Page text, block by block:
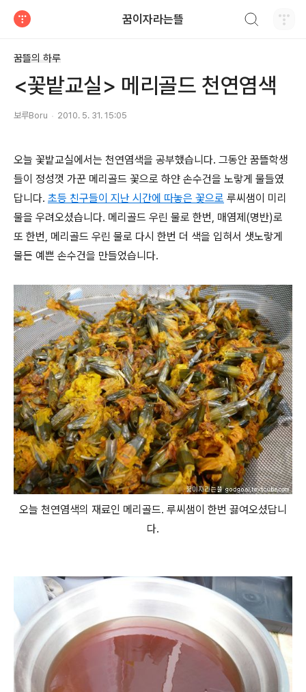
꿈이자라는뜰
꿈뜰의 하루
<꽃밭교실> 메리골드 천연염색
보루Boru 2010. 5. 31. 15:05
오늘 꽃밭교실에서는 천연염색을 공부했습니다. 그동안 꿈뜰학생
들이 정성껏 가꾼 메리골드 꽃으로 하얀 손수건을 노랗게 물들였
답니다. 초등 친구들이 지난 시간에 따놓은 꽃으로 루씨샘이 미리
물을 우려오셨습니다. 메리골드 우린 물로 한번, 매염제(명반)로
또 한번, 메리골드 우린 물로 다시 한번 더 색을 입혀서 샛노랗게
물든 예쁜 손수건을 만들었습니다.
오늘 천연염색의 재료인 메리골드. 루씨샘이 한번 끓여오셨답니
다.